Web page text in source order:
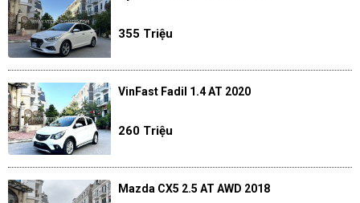
355 Triệu
VinFast Fadil 1.4 AT 2020
260 Triệu
Mazda CX5 2.5 AT AWD 2018